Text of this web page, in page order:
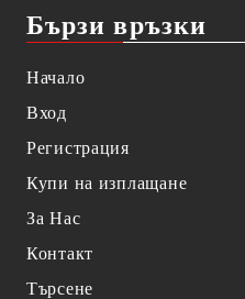
Бързи връзки
Начало
Вход
Регистрация
Купи на изплащане
За Нас
Контакт
Търсене